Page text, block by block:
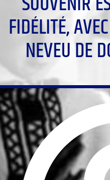
FIDÉLITÉ,
NEVEU DE